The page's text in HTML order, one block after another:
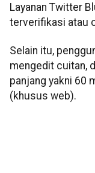
Layanan Twitter
terverifikasi atau
Selain itu,
mengedit cuitan,
panjang yakni 60
(khusus web).